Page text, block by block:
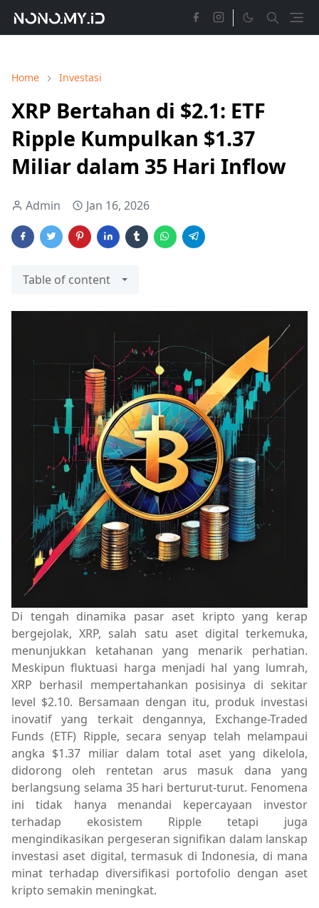
Home Investasi
XRP Bertahan di $2.1: ETF
Ripple Kumpulkan $1.37
Miliar dalam 35 Hari Inflow
Admin Jan 16, 2026
Table of content
Di tengah dinamika pasar aset kripto yang kerap
bergejolak, XRP, salah satu aset digital terkemuka,
menunjukkan ketahanan yang menarik perhatian.
Meskipun fluktuasi harga menjadi hal yang lumrah,
XRP berhasil mempertahankan posisinya di sekitar
level $2.10. Bersamaan dengan itu, produk investasi
inovatif yang terkait dengannya, Exchange-Traded
Funds (ETF) Ripple, secara senyap telah melampaui
angka $1.37 miliar dalam total aset yang dikelola,
didorong oleh rentetan arus masuk dana yang
berlangsung selama 35 hari berturut-turut. Fenomena
ini tidak hanya menandai kepercayaan investor
terhadap ekosistem Ripple tetapi juga
mengindikasikan pergeseran signifikan dalam lanskap
investasi aset digital, termasuk di Indonesia, di mana
minat terhadap diversifikasi portofolio dengan aset
kripto semakin meningkat.